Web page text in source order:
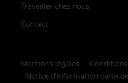
Travailler chez nous
Contact
Mentions légales
Notice d'information carte